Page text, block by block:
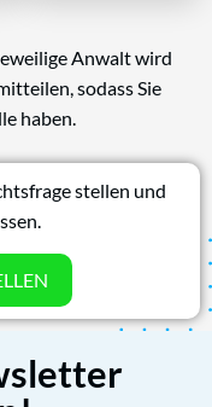
Anwalt wird
sodass Sie
haben.
stellen und